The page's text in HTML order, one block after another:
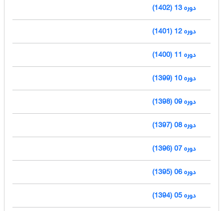
دوره 13 (1402)
دوره 12 (1401)
دوره 11 (1400)
دوره 10 (1399)
دوره 09 (1398)
دوره 08 (1397)
دوره 07 (1396)
دوره 06 (1395)
دوره 05 (1394)